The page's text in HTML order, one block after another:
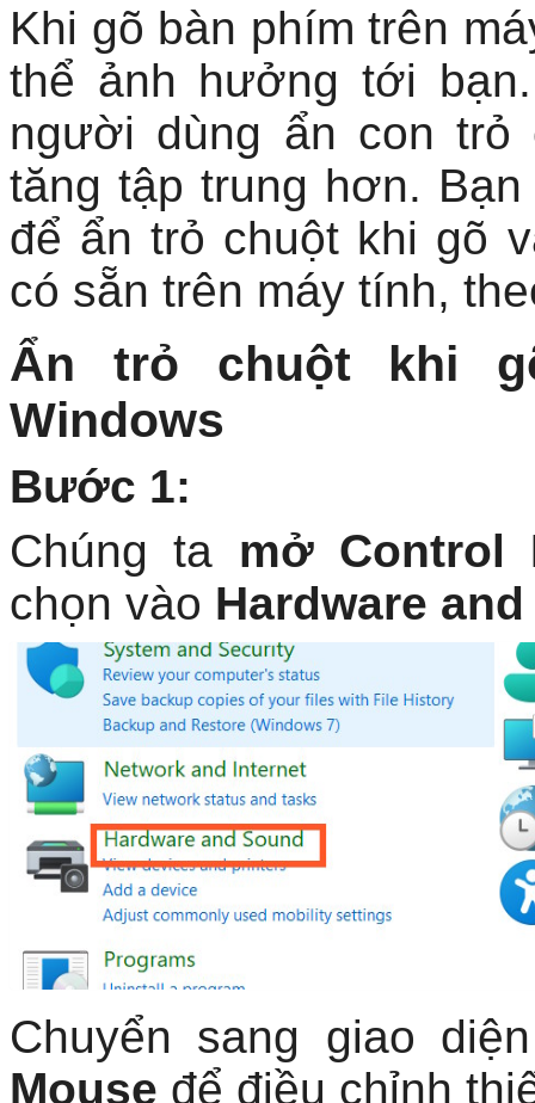
Khi gõ bàn phím trên
thể ảnh hưởng tới
người dùng ẩn con trỏ
tăng tập trung hơn.
để ẩn trỏ chuột khi gõ
có sẵn trên máy tính,
Ẩn trỏ chuột khi
Windows
Bước 1:
Chúng ta mở Control
chọn vào Hardware
Chuyển sang giao
Mouse để điều chỉnh